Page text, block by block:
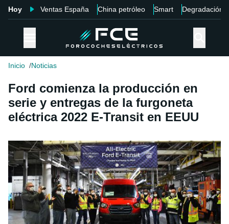
Hoy Ventas España China petróleo Smart Degradación
Inicio Noticias
Ford comienza la producción en
serie y entregas de la furgoneta
eléctrica 2022 E-Transit en EEUU